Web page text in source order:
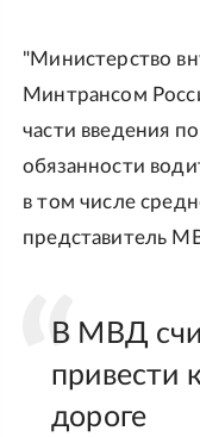
"Министерство
Минтрансом
части введения
обязанности
в том числе
представитель
В МВД
привести
дороге